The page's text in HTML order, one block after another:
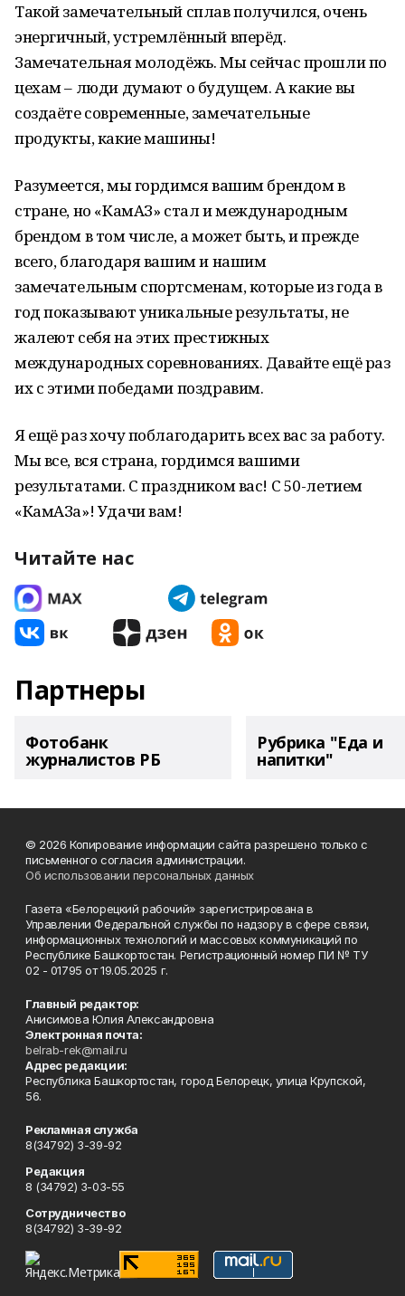
Такой замечательный сплав получился, очень
энергичный, устремлённый вперёд.
Замечательная молодёжь. Мы сейчас прошли по
цехам – люди думают о будущем. А какие вы
создаёте современные, замечательные
продукты, какие машины!
Разумеется, мы гордимся вашим брендом в
стране, но «КамАЗ» стал и международным
брендом в том числе, а может быть, и прежде
всего, благодаря вашим и нашим
замечательным спортсменам, которые из года в
год показывают уникальные результаты, не
жалеют себя на этих престижных
международных соревнованиях. Давайте ещё раз
их с этими победами поздравим.
Я ещё раз хочу поблагодарить всех вас за работу.
Мы все, вся страна, гордимся вашими
результатами. С праздником вас! С 50-летием
«КамАЗа»! Удачи вам!
Читайте нас
Партнеры
Фотобанк
журналистов РБ
Рубрика "Еда и
напитки"
© 2026 Копирование информации сайта разрешено только с
письменного согласия администрации.
Об использовании персональных данных
Газета «Белорецкий рабочий» зарегистрирована в
Управлении Федеральной службы по надзору в сфере связи,
информационных технологий и массовых коммуникаций по
Республике Башкортостан. Регистрационный номер ПИ № ТУ
02 - 01795 от 19.05.2025 г.
Главный редактор:
Анисимова Юлия Александровна
Электронная почта:
belrab-rek@mail.ru
Адрес редакции:
Республика Башкортостан, город Белорецк, улица Крупской,
56.
Рекламная служба
8(34792) 3-39-92
Редакция
8 (34792) 3-03-55
Сотрудничество
8(34792) 3-39-92